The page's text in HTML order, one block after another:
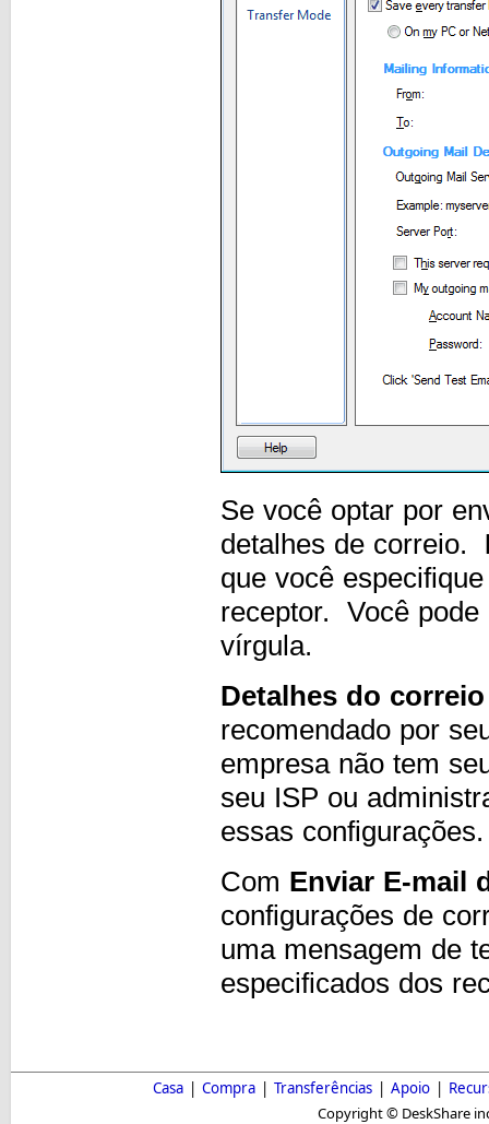
Se você optar por
detalhes de correio.
que você
receptor. Você pode
vírgula.
Detalhes do
recomendado por
empresa não tem
seu ISP ou
essas configurações.
Com Enviar E-mail
configurações de
uma mensagem de
especificados dos
Casa | Compra | Transferências | Apoio |
Copyright © DeskShare